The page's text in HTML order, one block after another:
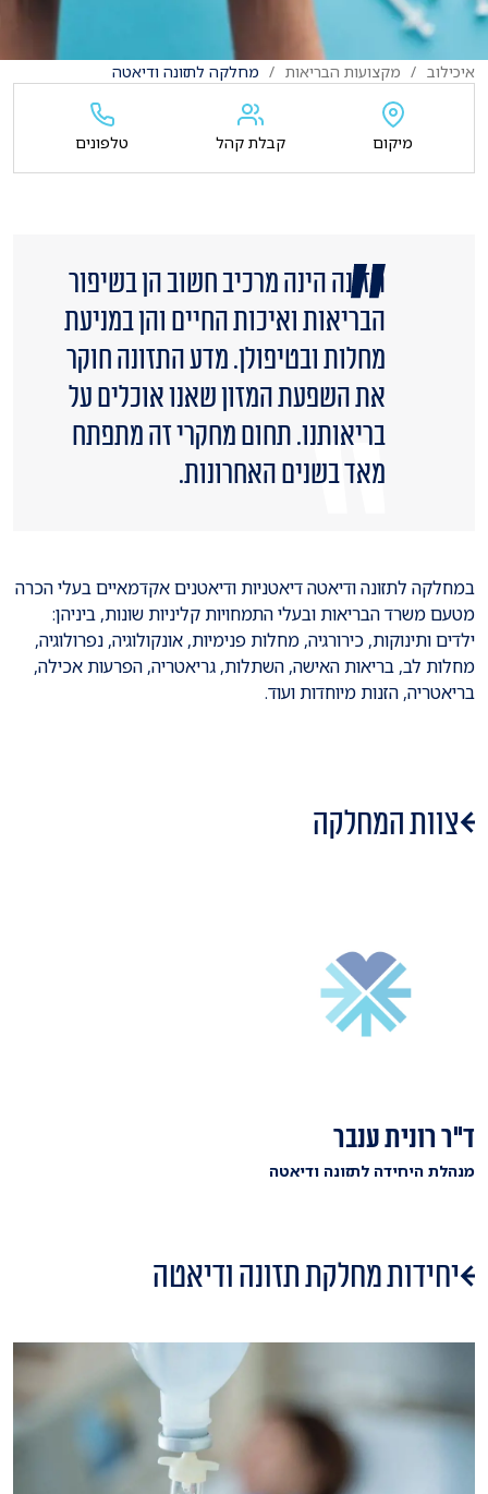
איכילוב מקצועות הבריאות מחלקה לתזונה ודיאטה
תזונה הינה מרכיב חשוב הן בשיפור
הבריאות ואיכות החיים והן במניעת
מחלות ובטיפולן. מדע התזונה חוקר
את השפעת המזון שאנו אוכלים על
בריאותנו. תחום מחקרי זה מתפתח
מאד בשנים האחרונות.
במחלקה לתזונה ודיאטה דיאטניות ודיאטנים אקדמאיים בעלי הכרה
מטעם משרד הבריאות ובעלי התמחויות קליניות שונות, ביניהן:
ילדים ותינוקות, כירורגיה, מחלות פנימיות, אונקולוגיה, נפרולוגיה,
מחלות לב, בריאות האישה, השתלות, גריאטריה, הפרעות אכילה,
בריאטריה, הזנות מיוחדות ועוד.
צוות המחלקה
ד"ר רונית ענבר
מנהלת היחידה לתזונה ודיאטה
יחידות מחלקת תזונה ודיאטה
מיקום קבלת קהל טלפונים